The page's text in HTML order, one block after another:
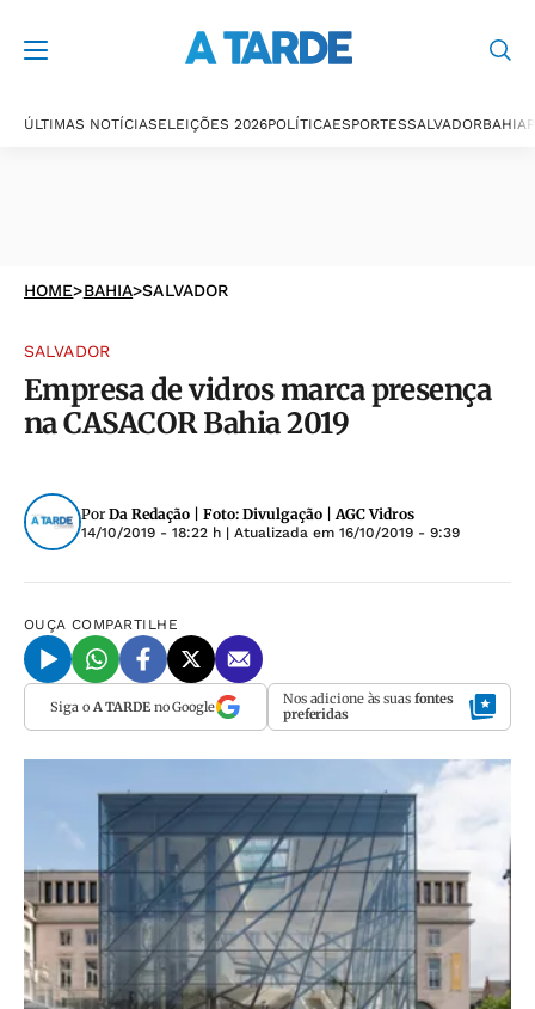
ÚLTIMAS NOTÍCIASELEIÇÕES 2026POLÍTICAESPORTESSALVADORBAHIA
HOME>BAHIA>SALVADOR
SALVADOR
Empresa de vidros marca presença
na CASACOR Bahia 2019
Por Da Redação | Foto: Divulgação | AGC Vidros
14/10/2019 - 18:22 h | Atualizada em 16/10/2019 - 9:39
OUÇA COMPARTILHE
Siga o A TARDEno Google Nos adicione às suas fontes
preferidas